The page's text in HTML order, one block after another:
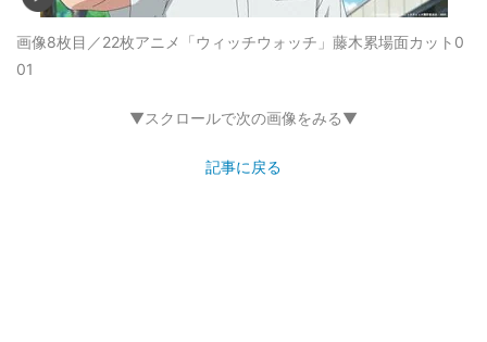
画像8枚目／22枚アニメ「ウィッチウォッチ」藤木累場面カット0
01
▼スクロールで次の画像をみる▼
記事に戻る